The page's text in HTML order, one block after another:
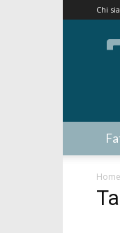
Chi
Home